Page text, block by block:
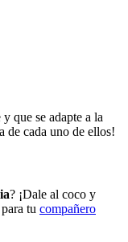
que se adapte a la
de cada uno de ellos!
? ¡Dale al coco y
tu compañero